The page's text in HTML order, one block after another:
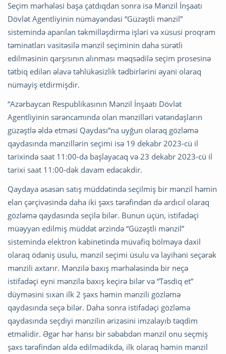
Seçim mərhələsi başa çatdıqdan sonra isə Mənzil İnşaatı
Dövlət Agentliyinin nümayəndəsi “Güzəştli mənzil”
sistemində aparılan təkmilləşdirmə işləri və xüsusi proqram
təminatları vasitəsilə mənzil seçiminin daha sürətli
edilməsinin qarşısının alınması məqsədilə seçim prosesinə
tətbiq edilən əlavə təhlükəsizlik tədbirlərini əyani olaraq
nümayiş etdirmişdir.
“Azərbaycan Respublikasının Mənzil İnşaatı Dövlət
Agentliyinin sərəncamında olan mənzilləri vətəndaşların
güzəştlə əldə etməsi Qaydası”na uyğun olaraq gözləmə
qaydasında mənzillərin seçimi isə 19 dekabr 2023-cü il
tarixində saat 11:00-da başlayacaq və 23 dekabr 2023-cü il
tarixi saat 11:00-dək davam edəcəkdir.
Qaydaya əsasən satış müddətində seçilmiş bir mənzil həmin
elan çərçivəsində daha iki şəxs tərəfindən də ardıcıl olaraq
gözləmə qaydasında seçilə bilər. Bunun üçün, istifadəçi
müəyyən edilmiş müddət ərzində “Güzəştli mənzil”
sistemində elektron kabinetində müvafiq bölməyə daxil
olaraq ödəniş üsulu, mənzil seçimi üsulu və layihəni seçərək
mənzili axtarır. Mənzilə baxış mərhələsində bir neçə
istifadəçi eyni mənzilə baxış keçirə bilər və “Təsdiq et”
düyməsini sıxan ilk 2 şəxs həmin mənzili gözləmə
qaydasında seçə bilər. Daha sonra istifadəçi gözləmə
qaydasında seçdiyi mənzilin ərizəsini imzalayıb təqdim
etməlidir. Əgər hər hansı bir səbəbdən mənzil onu seçmiş
şəxs tərəfindən əldə edilmədikdə, ilk olaraq həmin mənzil